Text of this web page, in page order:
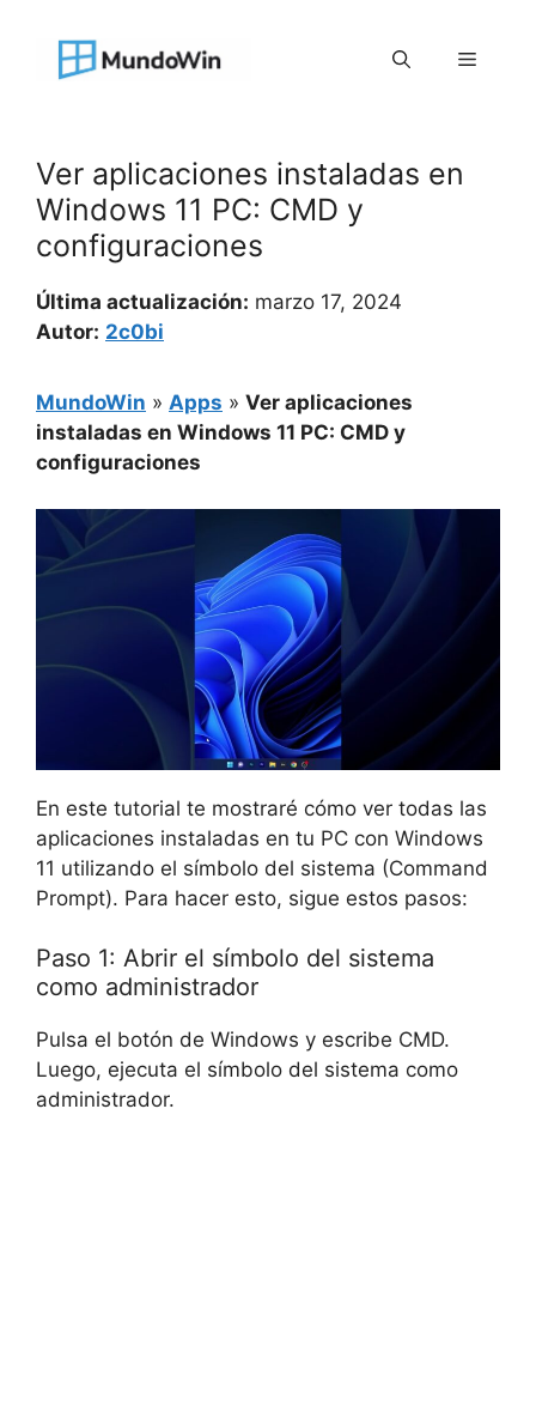
contenido
Menú
Ver aplicaciones instaladas en
Windows 11 PC: CMD y
configuraciones
Última actualización: marzo 17, 2024
Autor: 2c0bi
MundoWin » Apps » Ver aplicaciones
instaladas en Windows 11 PC: CMD y
configuraciones
En este tutorial te mostraré cómo ver todas las
aplicaciones instaladas en tu PC con Windows
11 utilizando el símbolo del sistema (Command
Prompt). Para hacer esto, sigue estos pasos:
Paso 1: Abrir el símbolo del sistema
como administrador
Pulsa el botón de Windows y escribe CMD.
Luego, ejecuta el símbolo del sistema como
administrador.